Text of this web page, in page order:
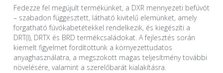
Fedezze fel megújult termékünket, a DXR mennyezeti befúvót
– szabadon függesztett, látható kivitelű elemünket, amely
forgatható fúvókabetétekkel rendelkezik, és kiegészíti a
DRT(I), DRTX és BRD termékcsaládokat. A fejlesztés során
kiemelt figyelmet fordítottunk a környezettudatos
anyaghasználatra, a megszokott magas teljesítmény további
növelésére, valamint a szerelőbarát kialakításra.